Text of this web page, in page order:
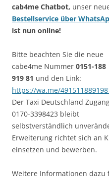
cab4me Chatbot, unser
Bestellservice über
ist nun online!
Bitte beachten Sie die neue
cabe4me Nummer 0151-188
919 81 und den Link:
https://wa.me/
Der Taxi Deutschland
0170-3398423 bleibt
selbstverständlich
Erweiterung richtet sich an
einsetzen und bewerben.
Weitere Informationen dazu